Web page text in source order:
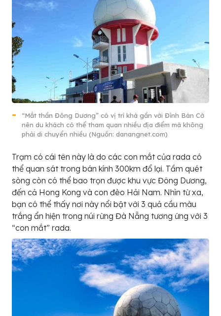
“Mắt thần Đông Dương” có vị trí khá gần với Đỉnh Bàn Cờ
nên du khách có thể tham quan nhiều địa điểm mà không
phải di chuyển nhiều (Nguồn: danangnet.com)
Trạm có cái tên này là do các con mắt của rada có
thể quan sát trong bán kính 300km đổ lại. Tầm quét
sòng còn có thể bao trọn được khu vực Đông Dương,
đến cả Hong Kong và con đèo Hải Nam. Nhìn từ xa,
bạn có thể thấy nơi này nổi bật với 3 quả cầu màu
trắng ẩn hiện trong núi rừng Đà Nẵng tương ứng với 3
“con mắt” rada.